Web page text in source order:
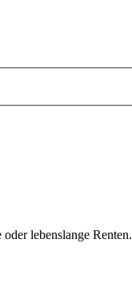
lebenslange Renten.